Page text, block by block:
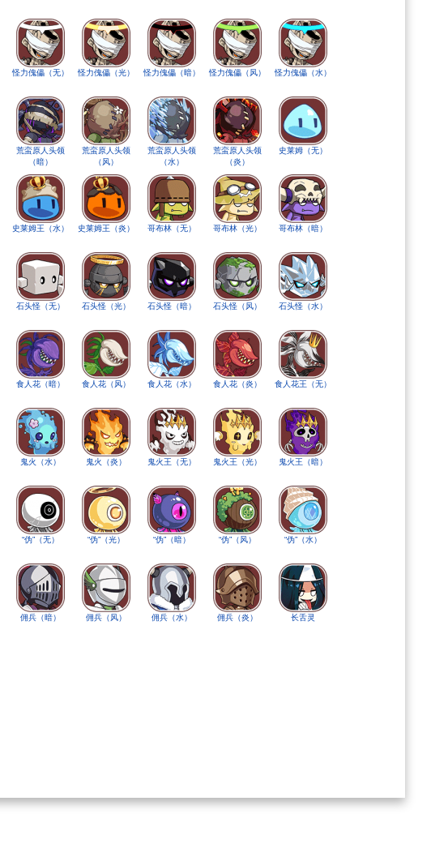
怪力傀儡（无） 怪力傀儡（光） 怪力傀儡（暗） 怪力傀儡（风） 怪力傀儡（水）
荒蛮原人头领
（暗）
荒蛮原人头领
（风）
荒蛮原人头领
（水）
荒蛮原人头领
（炎）
史莱姆（无）
史莱姆王（水） 史莱姆王（炎） 哥布林（无） 哥布林（光） 哥布林（暗）
石头怪（无） 石头怪（光） 石头怪（暗） 石头怪（风） 石头怪（水）
食人花（暗） 食人花（风） 食人花（水） 食人花（炎） 食人花王（无）
鬼火（水） 鬼火（炎） 鬼火王（无） 鬼火王（光） 鬼火王（暗）
“伪”（无） “伪”（光） “伪”（暗） “伪”（风） “伪”（水）
佣兵（暗） 佣兵（风） 佣兵（水） 佣兵（炎） 长舌灵